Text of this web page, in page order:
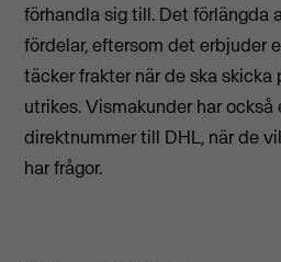
förhandla sig till. Det förlängda
fördelar, eftersom det erbjuder
täcker frakter när de ska skicka
utrikes. Vismakunder har
direktnummer till DHL, när de
har frågor.